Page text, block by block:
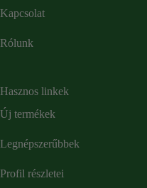
Kapcsolat
Rólunk
Hasznos linkek
Új termékek
Legnépszerűbbek
Profil részletei